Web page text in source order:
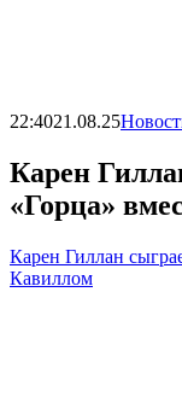
22:4021.08.25
Карен
«Горца»
Карен Гиллан
Кавиллом